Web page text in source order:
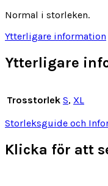
Normal i storleken.
Ytterligare information
Ytterligare
Trosstorlek S, XL
Storleksguide och
Klicka för att